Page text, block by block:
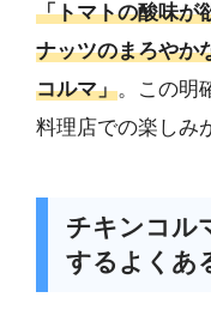
「トマトの酸味が
ナッツのまろやか
コルマ」。この明
料理店での楽しみ
チキンコル
するよくあ